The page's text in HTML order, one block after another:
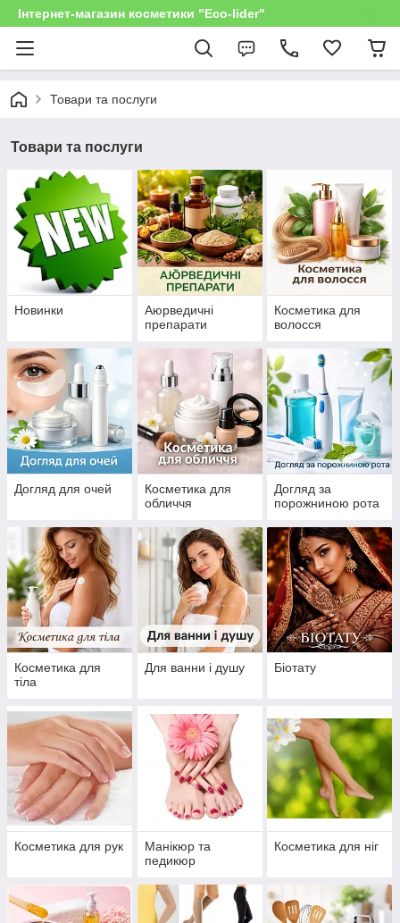
Інтернет-магазин косметики "Eco-lider"
Товари та послуги
Товари та послуги
Новинки
Аюрведичні
препарати
Косметика для
волосся
Догляд для очей
Косметика для
обличчя
Догляд за
порожниною рота
Косметика для
тіла
Для ванни і душу Біотату
Косметика для рук
Манікюр та
педикюр
Косметика для ніг